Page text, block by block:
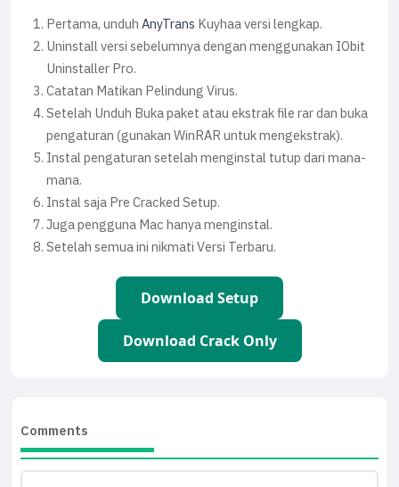
Pertama, unduhAnyTrans Kuyhaa versi lengkap.
Uninstall versi sebelumnya dengan menggunakan IObit
Uninstaller Pro.
Catatan Matikan Pelindung Virus.
Setelah Unduh Buka paket atau ekstrak file rar dan buka
pengaturan (gunakan WinRAR untuk mengekstrak).
Instal pengaturan setelah menginstal tutup dari mana-
mana.
Instal saja Pre Cracked Setup.
Juga pengguna Mac hanya menginstal.
Setelah semua ini nikmati Versi Terbaru.
Download Setup
Download Crack Only
Comments